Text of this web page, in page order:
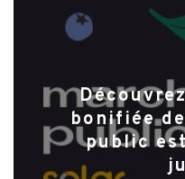
bonifiée
public